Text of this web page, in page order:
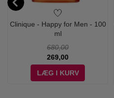
Clinique - Happy for Men - 100
ml
680,00
269,00
LÆG I KURV